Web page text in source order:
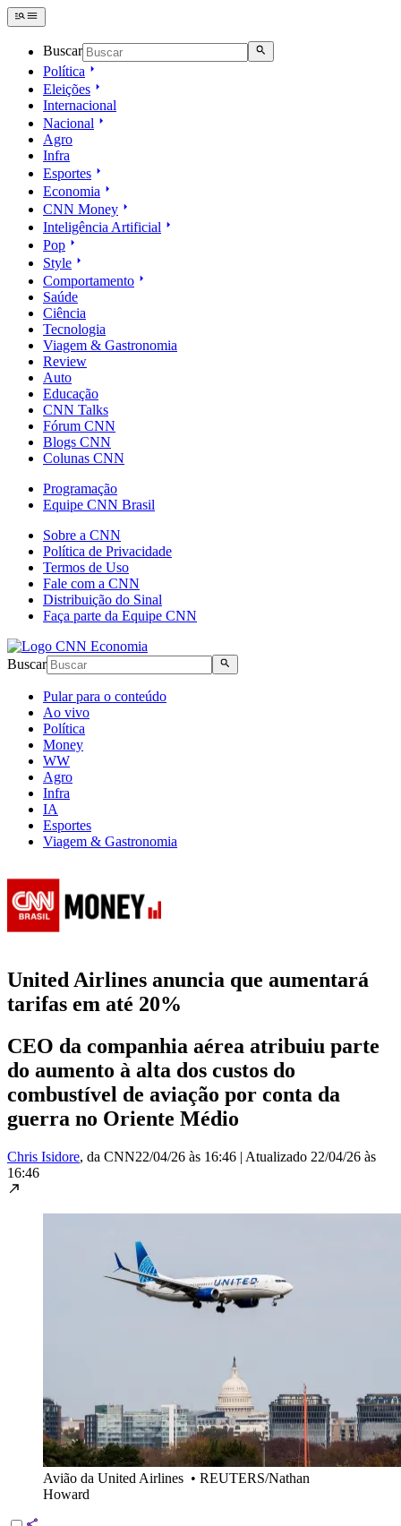
Buscar
Política
Eleições
Internacional
Nacional
Agro
Infra
Esportes
Economia
CNN Money
Inteligência Artificial
Pop
Style
Comportamento
Saúde
Ciência
Tecnologia
Viagem & Gastronomia
Review
Auto
Educação
CNN Talks
Fórum CNN
Blogs CNN
Colunas CNN
Programação
Equipe CNN Brasil
Sobre a CNN
Política de Privacidade
Termos de Uso
Fale com a CNN
Distribuição do Sinal
Faça parte da Equipe CNN
Buscar
Pular para o conteúdo
Ao vivo
Política
Money
WW
Agro
Infra
IA
Esportes
Viagem & Gastronomia
United Airlines anuncia que aumentará
tarifas em até 20%
CEO da companhia aérea atribuiu parte
do aumento à alta dos custos do
combustível de aviação por conta da
guerra no Oriente Médio
Chris Isidore, da CNN22/04/26 às 16:46 | Atualizado 22/04/26 às
16:46
Avião da United Airlines • REUTERS/Nathan
Howard